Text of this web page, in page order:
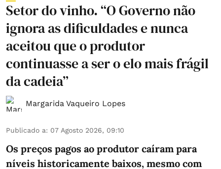
Setor do vinho. “O Governo não
ignora as dificuldades e nunca
aceitou que o produtor
continuasse a ser o elo mais frágil
da cadeia”
Margarida Vaqueiro Lopes
Publicado a: 07 Agosto 2026, 09:10
Os preços pagos ao produtor caíram para
níveis historicamente baixos, mesmo com